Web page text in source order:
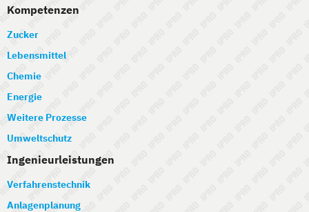
Kompetenzen
Zucker
Lebensmittel
Chemie
Energie
Weitere Prozesse
Umweltschutz
Ingenieurleistungen
Verfahrenstechnik
Anlagenplanung